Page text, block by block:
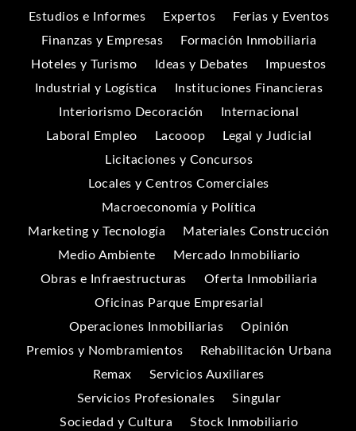
Estudios e Informes
Expertos
Ferias y Eventos
Finanzas y Empresas
Formación Inmobiliaria
Hoteles y Turismo
Ideas y Debates
Impuestos
Industrial y Logística
Instituciones Financieras
Interiorismo Decoración
Internacional
Laboral Empleo
Lacooop
Legal y Judicial
Licitaciones y Concursos
Locales y Centros Comerciales
Macroeconomía y Política
Marketing y Tecnología
Materiales Construcción
Medio Ambiente
Mercado Inmobiliario
Obras e Infraestructuras
Oferta Inmobiliaria
Oficinas Parque Empresarial
Operaciones Inmobiliarias
Opinión
Premios y Nombramientos
Rehabilitación Urbana
Remax
Servicios Auxiliares
Servicios Profesionales
Singular
Sociedad y Cultura
Stock Inmobiliario